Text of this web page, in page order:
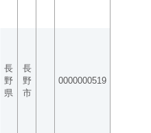
長
野
県
長
野
市
0000000519